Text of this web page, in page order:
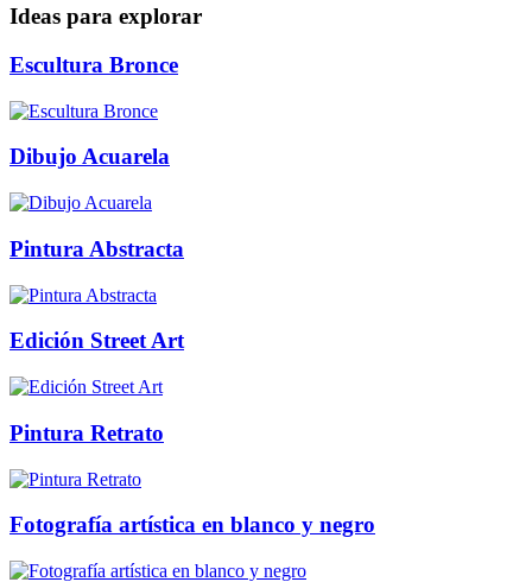
Ideas para explorar
Escultura Bronce
Dibujo Acuarela
Pintura Abstracta
Edición Street Art
Pintura Retrato
Fotografía artística en blanco y negro